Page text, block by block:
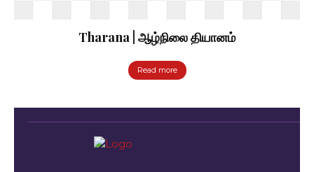
Tharana | ஆழ்நிலை தியானம்
Read more